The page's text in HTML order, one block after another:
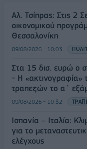
Αλ. Τσίπρας: Στις 2
οικονομικού
Θεσσαλονίκη
09/08/2026 - 10:03
Στα 15 δισ. ευρώ ο
- Η «ακτινογραφία»
τραπεζών το α΄
09/08/2026 - 10:52
Ισπανία – Ιταλία:
για το
ελέγχους